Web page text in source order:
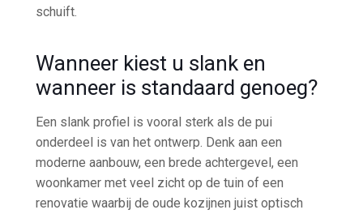
schuift.
Wanneer kiest u slank en
wanneer is standaard genoeg?
Een slank profiel is vooral sterk als de pui
onderdeel is van het ontwerp. Denk aan een
moderne aanbouw, een brede achtergevel, een
woonkamer met veel zicht op de tuin of een
renovatie waarbij de oude kozijnen juist optisch